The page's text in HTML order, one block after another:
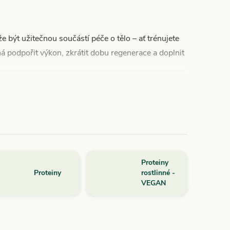
být užitečnou součástí péče o tělo – ať trénujete
podpořit výkon, zkrátit dobu regenerace a doplnit
při pocení a náročné zátěži.
při dlouhodobém zatížení pohybového aparátu.
pro regeneraci a ochranu svalové hmoty.
Proteiny
Proteiny
rostlinné -
VEGAN